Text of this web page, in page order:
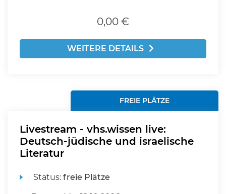
0,00 €
WEITERE DETAILS
FREIE PLÄTZE
Livestream - vhs.wissen live:
Deutsch-jüdische und israelische
Literatur
Status:freie Plätze